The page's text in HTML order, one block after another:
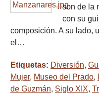
son de la
con su
composición. A su lado,
el…
Etiquetas: Diversión,
Mujer, Museo del Prado,
de Guzmán, Siglo XIX,